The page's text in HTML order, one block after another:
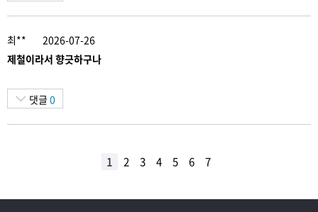
최**
2026-07-26
제철이라서 향긋하구나
댓글 0
1 2 3 4 5 6 7